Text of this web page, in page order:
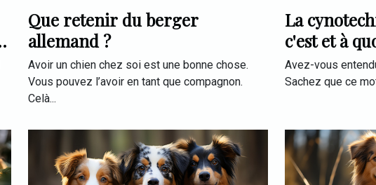
Que retenir du berger
allemand ?
Avoir un chien chez soi est une bonne chose.
Vous pouvez l’avoir en tant que compagnon.
Celà...
La
c'est et à
Avez-vous
Sachez que ce